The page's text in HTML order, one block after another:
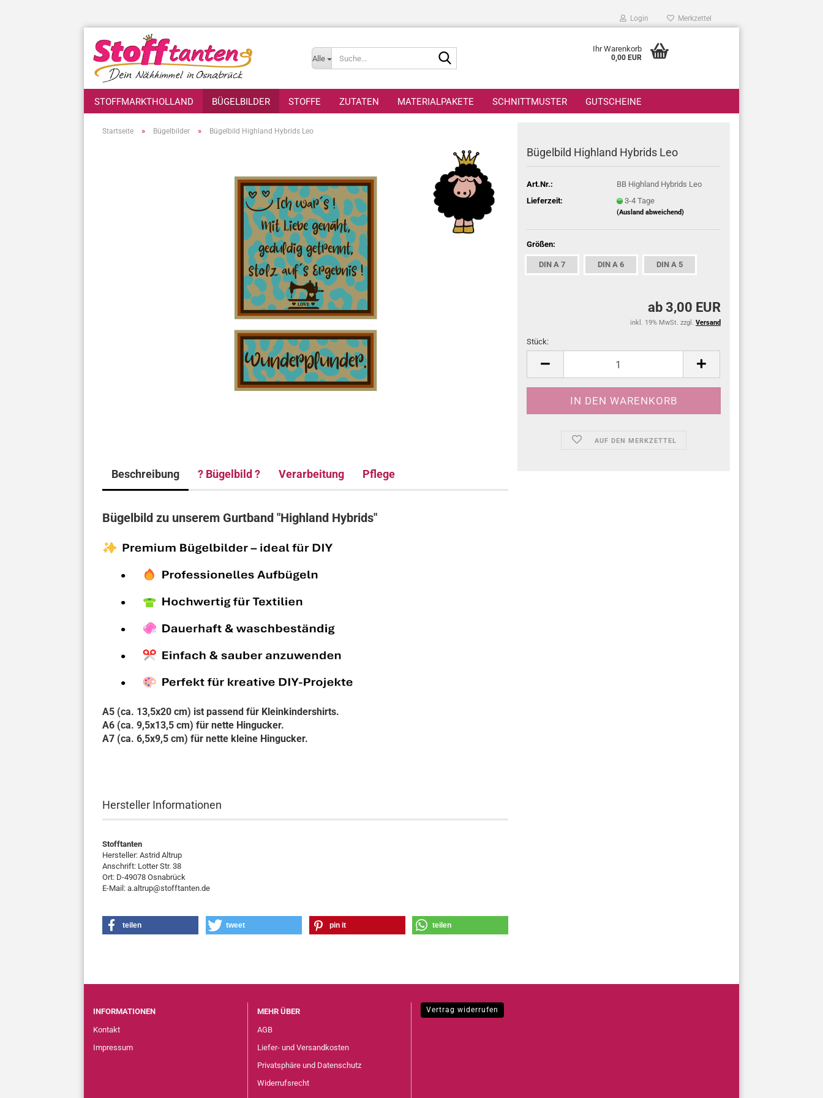
Login Merkzettel
Alle
Ihr Warenkorb
0,00 EUR
STOFFMARKTHOLLAND BÜGELBILDER STOFFE ZUTATEN MATERIALPAKETE SCHNITTMUSTER GUTSCHEINE
Startseite » Bügelbilder » Bügelbild Highland Hybrids Leo
Bügelbild Highland Hybrids Leo
Art.Nr.:
BB Highland Hybrids Leo
Lieferzeit:
3-4 Tage
(Ausland abweichend)
Größen:
DIN A 7 DIN A 6 DIN A 5
ab 3,00 EUR
inkl. 19% MwSt. zzgl. Versand
Stück:
Stück
AUF DEN MERKZETTEL
Beschreibung ? Bügelbild ? Verarbeitung Pflege
Bügelbild zu unserem Gurtband "Highland Hybrids"
A5 (ca. 13,5x20 cm) ist passend für Kleinkindershirts.
A6 (ca. 9,5x13,5 cm) für nette Hingucker.
A7 (ca. 6,5x9,5 cm) für nette kleine Hingucker.
Hersteller Informationen
Stofftanten
Hersteller: Astrid Altrup
Anschrift: Lotter Str. 38
Ort: D-49078 Osnabrück
E-Mail: a.altrup@stofftanten.de
teilen tweet pin it teilen
INFORMATIONEN
Kontakt
Impressum
MEHR ÜBER
AGB
Liefer- und Versandkosten
Privatsphäre und Datenschutz
Widerrufsrecht
Vertrag widerrufen